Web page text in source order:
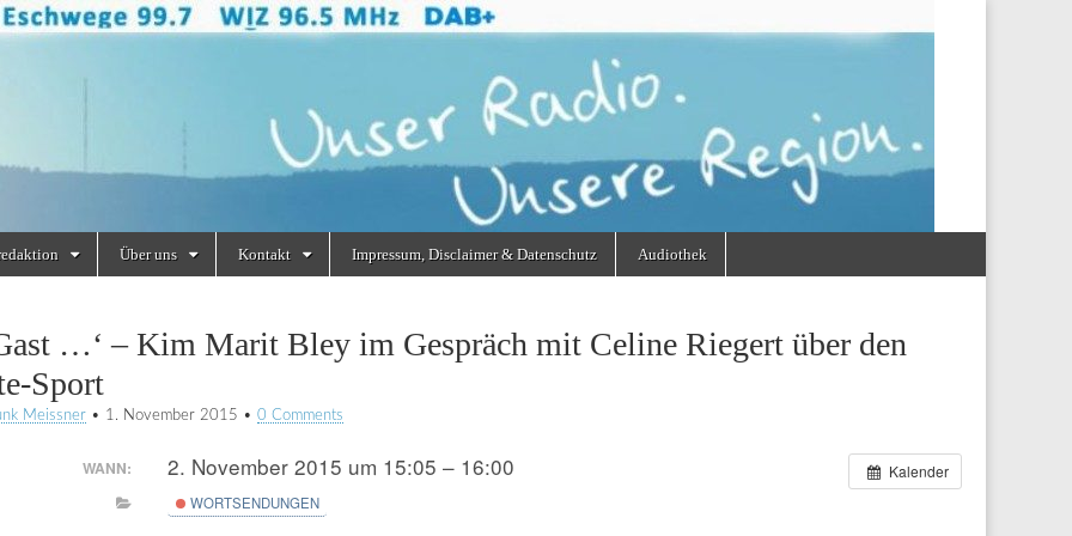
Über uns Kontakt Impressum, Disclaimer & Datenschutz Audiothek
…‘ – Kim Marit Bley im Gespräch mit Celine Riegert über den
Sport
Meissner • 1. November 2015 • 0 Comments
Kalender
WANN: 2. November 2015 um 15:05 – 16:00
WORTSENDUNGEN